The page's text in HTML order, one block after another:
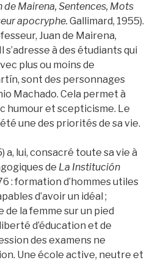
de Mairena, Sentences, Mots
apocryphe. Gallimard, 1955).
Juan de Mairena,
à des étudiants qui
plus ou moins de
sont des personnages
Machado. Cela permet à
humour et scepticisme. Le
une des priorités de sa vie.
a, lui, consacré toute sa vie à
de La Institución
: formation d’hommes utiles
d’avoir un idéal ;
la femme sur un pied
d’éducation et de
des examens ne
Une école active, neutre et